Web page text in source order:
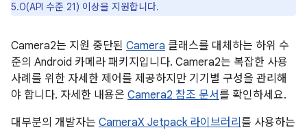
5.0(API 수준 21) 이상을 지원합니다.
Camera2는 지원 중단된 Camera 클래스를 대체하는 하위 수
준의 Android 카메라 패키지입니다. Camera2는 복잡한 사용
사례를 위한 자세한 제어를 제공하지만 기기별 구성을 관리해
야 합니다. 자세한 내용은 Camera2 참조 문서를 확인하세요.
대부분의 개발자는 CameraX Jetpack 라이브러리 를 사용하는